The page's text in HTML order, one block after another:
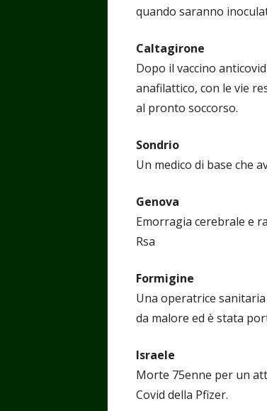
quando saranno
Caltagirone
Dopo il vaccino
anafilattico, con le vie
al pronto soccorso.
Sondrio
Un medico di base che
Genova
Emorragia cerebrale e
Rsa
Formigine
Una operatrice
da malore ed è stata
Israele
Morte 75enne per un
Covid della Pfizer.